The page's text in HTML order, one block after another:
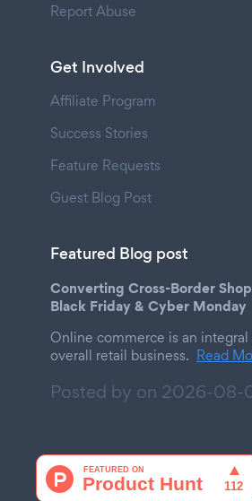
Report Abuse
Get Involved
Affiliate Program
Success Stories
Feature Requests
Guest Blog Post
Featured Blog post
Converting Cross-Border
Black Friday & Cyber Monday
Online commerce is an
overall retail business. Read
Posted by on 2026-08-